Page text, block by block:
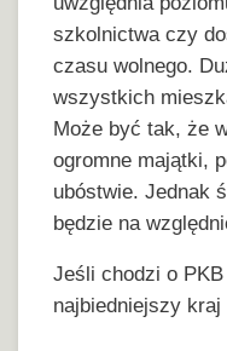
szkolnictwa czy
czasu wolnego.
wszystkich
Może być tak, że
ogromne majątki,
ubóstwie. Jednak
będzie na
Jeśli chodzi o
najbiedniejszy